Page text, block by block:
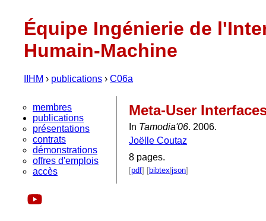
Équipe Ingénierie de
Humain-Machine
IIHM › publications › C06a
membres
publications
présentations
contrats
démonstrations
offres d'emplois
accès
Meta-User
In Tamodia'06. 2006.
Joëlle Coutaz
8 pages.
[pdf] [bibtex json]